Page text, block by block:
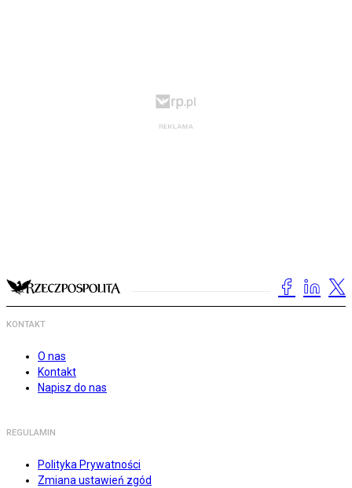
KONTAKT
O nas
Kontakt
Napisz do nas
REGULAMIN
Polityka Prywatności
Zmiana ustawień zgód